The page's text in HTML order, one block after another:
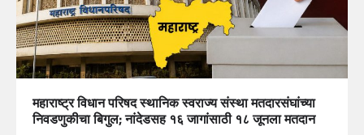
महाराष्ट्र विधान परिषद स्थानिक स्वराज्य संस्था मतदारसंघांच्या
निवडणुकीचा बिगुल; नांदेडसह १६ जागांसाठी १८ जूनला मतदान